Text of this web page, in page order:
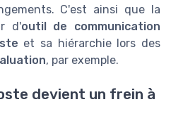
C'est ainsi que la
d'outil de communication
et sa hiérarchie lors des
, par exemple.
devient un frein à